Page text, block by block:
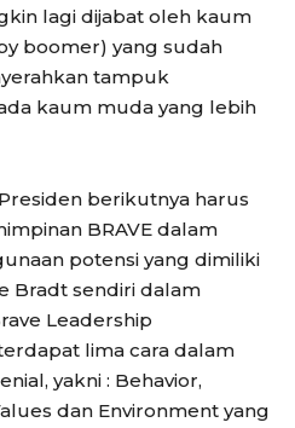
lagi dijabat oleh kaum
boomer) yang sudah
tampuk
kaum muda yang lebih
berikutnya harus
BRAVE dalam
potensi yang dimiliki
Bradt sendiri dalam
Leadership
lima cara dalam
yakni : Behavior,
dan Environment yang